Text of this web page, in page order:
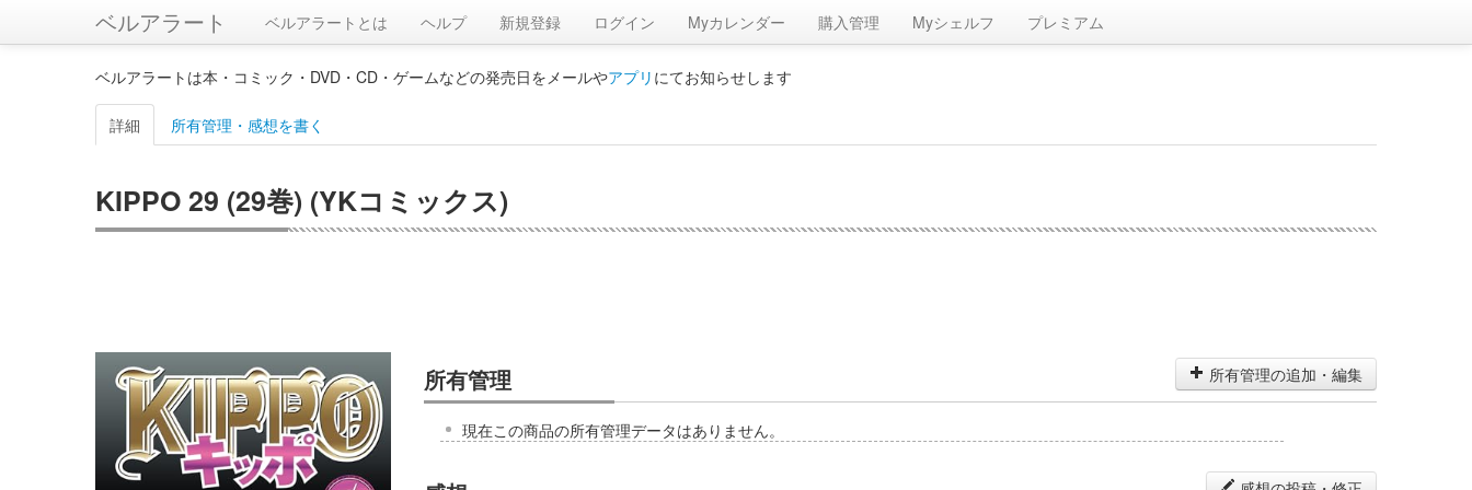
ベルアラート ベルアラートとは ヘルプ 新規登録 ログイン Myカレンダー 購入管理 Myシェルフ プレミアム
ベルアラートは本・コミック・DVD・CD・ゲームなどの発売日をメールやアプリ にてお知らせします
詳細 所有管理・感想を書く
KIPPO 29 (29巻) (YKコミックス)
所有管理 所有管理の追加・編集
現在この商品の所有管理データはありません。